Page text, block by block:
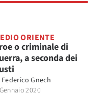
ORIENTE
o criminale di
a seconda dei
Federico Gnech
2020